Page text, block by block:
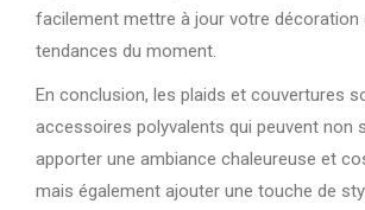
facilement mettre à jour votre décoration
tendances du moment.
En conclusion, les plaids et couvertures
accessoires polyvalents qui peuvent non
apporter une ambiance chaleureuse et
mais également ajouter une touche de